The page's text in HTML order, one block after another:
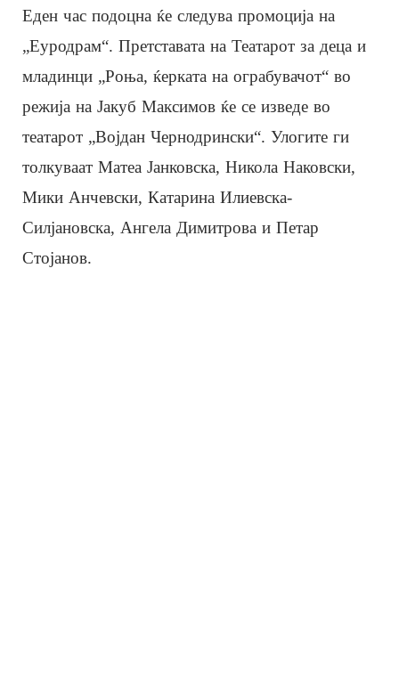
Еден час подоцна ќе следува промоција на
„Еуродрам“. Претставата на Театарот за деца и
младинци „Роња, ќерката на ограбувачот“ во
режија на Јакуб Максимов ќе се изведе во
театарот „Војдан Чернодрински“. Улогите ги
толкуваат Матеа Јанковска, Никола Наковски,
Мики Анчевски, Катарина Илиевска-
Силјановска, Ангела Димитрова и Петар
Стојанов.